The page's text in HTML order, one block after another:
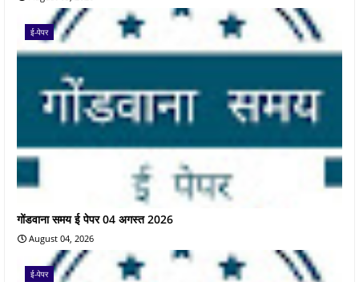
ई-पेपर
गोंडवाना समय ई पेपर 04 अगस्त 2026
August 04, 2026
ई-पेपर